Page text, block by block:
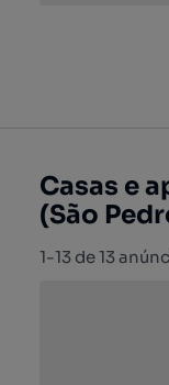
Casas e
(São
1-13 de 13